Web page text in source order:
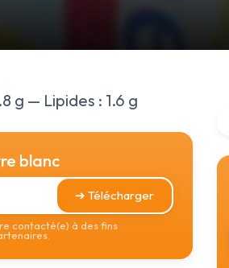
g — Lipides : 1.6 g
blanc
➔ Télécharger
contacté(e) à des fins